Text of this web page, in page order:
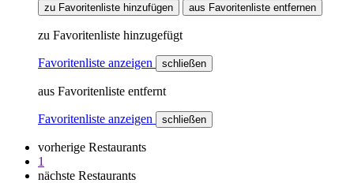
zu Favoritenliste hinzufügen aus Favoritenliste entfernen
zu Favoritenliste hinzugefügt
Favoritenliste anzeigen schließen
aus Favoritenliste entfernt
Favoritenliste anzeigen schließen
vorherige Restaurants
1
nächste Restaurants